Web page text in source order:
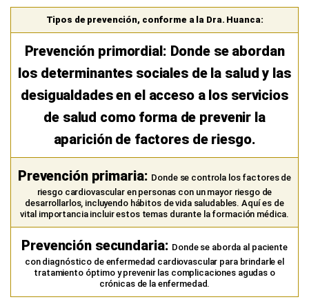
Tipos de prevención, conforme a la Dra. Huanca:
Prevención primordial: Donde se abordan
los determinantes sociales de la salud y las
desigualdades en el acceso a los servicios
de salud como forma de prevenir la
aparición de factores de riesgo.
Prevención primaria: Donde se controla los factores de
riesgo cardiovascular en personas con un mayor riesgo de
desarrollarlos, incluyendo hábitos de vida saludables. Aquí es de
vital importancia incluir estos temas durante la formación médica.
Prevención secundaria: Donde se aborda al paciente
con diagnóstico de enfermedad cardiovascular para brindarle el
tratamiento óptimo y prevenir las complicaciones agudas o
crónicas de la enfermedad.